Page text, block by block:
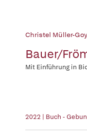
Christel Müller-
Bauer/
Mit Einführung in
2022 | Buch -